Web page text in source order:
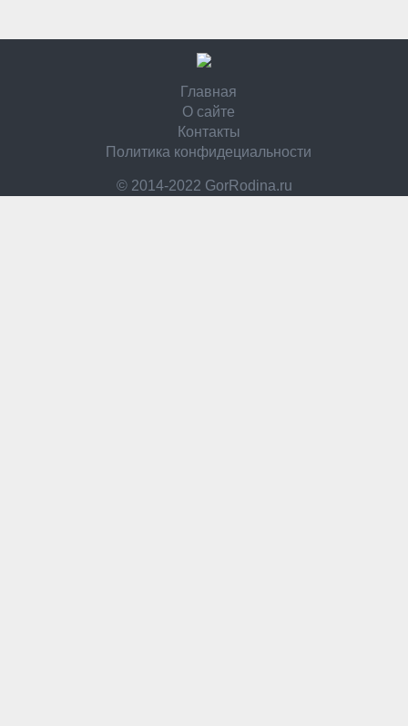
Главная
О сайте
Контакты
Политика конфидециальности
© 2014-2022 GorRodina.ru